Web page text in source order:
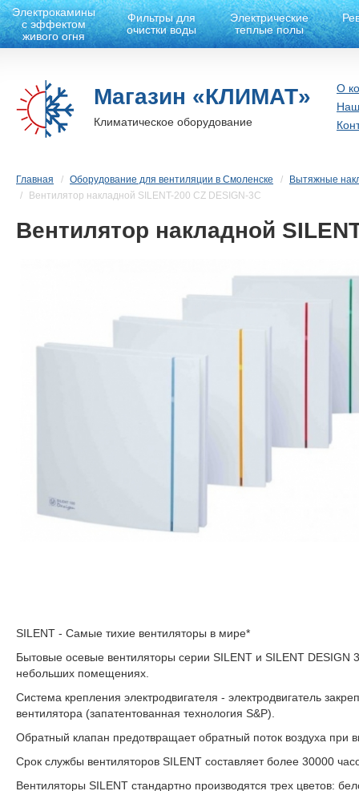
Электрокамины
с эффектом
живого огня
Фильтры для
очистки воды
Электрические
теплые полы
Магазин «КЛИМАТ»
Климатическое оборудование
О
Главная Оборудование для вентиляции в Смоленске
Вытяжные
Вентилятор накладной SILENT-200 CZ DESIGN-3C
Вентилятор накладной
SILENT - Самые тихие вентиляторы в мире*
Бытовые осевые вентиляторы серии SILENT и SILENT DESIGN
небольших помещениях.
Система крепления электродвигателя - электродвигатель
вентилятора (запатентованная технология S&P).
Обратный клапан предотвращает обратный поток воздуха при
Срок службы вентиляторов SILENT составляет более 30000
Вентиляторы SILENT стандартно производятся трех цветов: